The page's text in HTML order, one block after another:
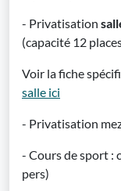
- Privatisation
(capacité 12
Voir la fiche
salle ici
- Privatisation
- Cours de sport :
pers)